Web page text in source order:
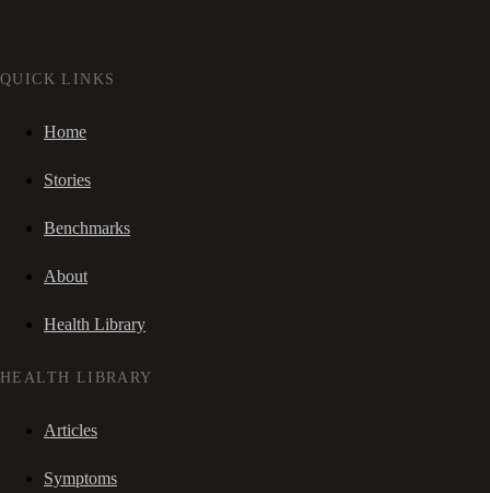
QUICK LINKS
Home
Stories
Benchmarks
About
Health Library
HEALTH LIBRARY
Articles
Symptoms